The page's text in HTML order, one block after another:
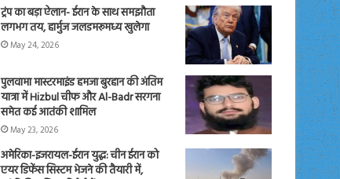
ट्रंप का बड़ा ऐलान- ईरान के साथ समझौता
लगभग तय, हार्मुज जलडमरूमध्य खुलेगा
May 24, 2026
पुलवामा मास्टरमाइंड हमजा बुरहान की अंतिम
यात्रा में Hizbul चीफ और Al-Badr सरगना
समेत कई आतंकी शामिल
May 23, 2026
अमेरिका-इजरायल-ईरान युद्ध: चीन ईरान को
एयर डिफेंस सिस्टम भेजने की तैयारी में,